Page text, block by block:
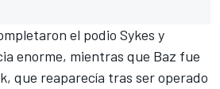
el podio Sykes y
enorme, mientras que Baz fue
que reaparecía tras ser operado